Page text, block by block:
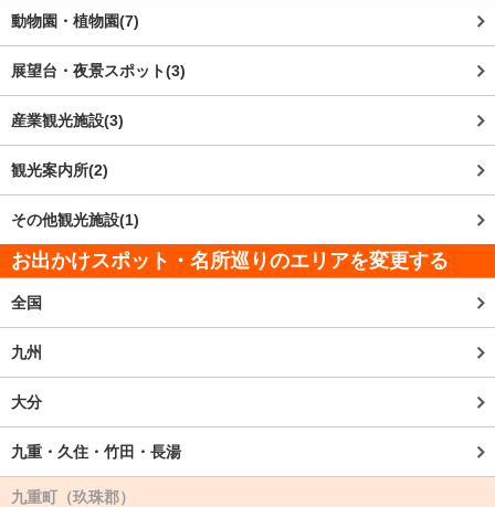
動物園・植物園(7)
展望台・夜景スポット(3)
産業観光施設(3)
観光案内所(2)
その他観光施設(1)
お出かけスポット・名所巡りのエリアを変更する
全国
九州
大分
九重・久住・竹田・長湯
九重町（玖珠郡）